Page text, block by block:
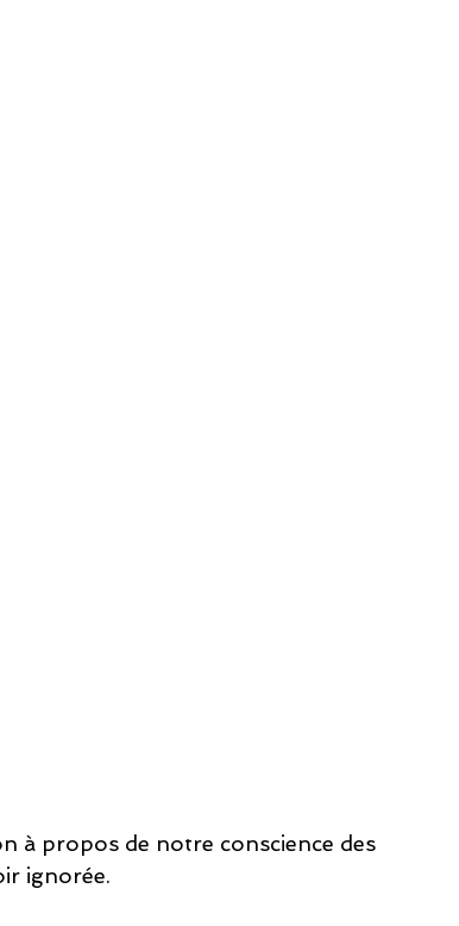
à propos de notre conscience des
ignorée.